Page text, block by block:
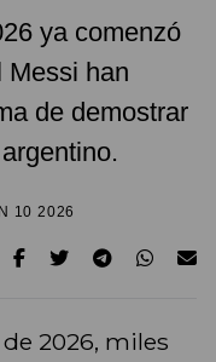
ya comenzó
Messi han
de demostrar
10 2026
2026, miles